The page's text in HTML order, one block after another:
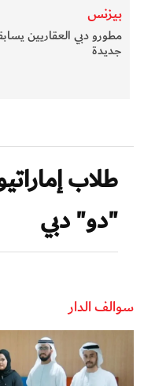
بيزنس
جديدة
طلاب
"دو" دبي
سوالف الدار